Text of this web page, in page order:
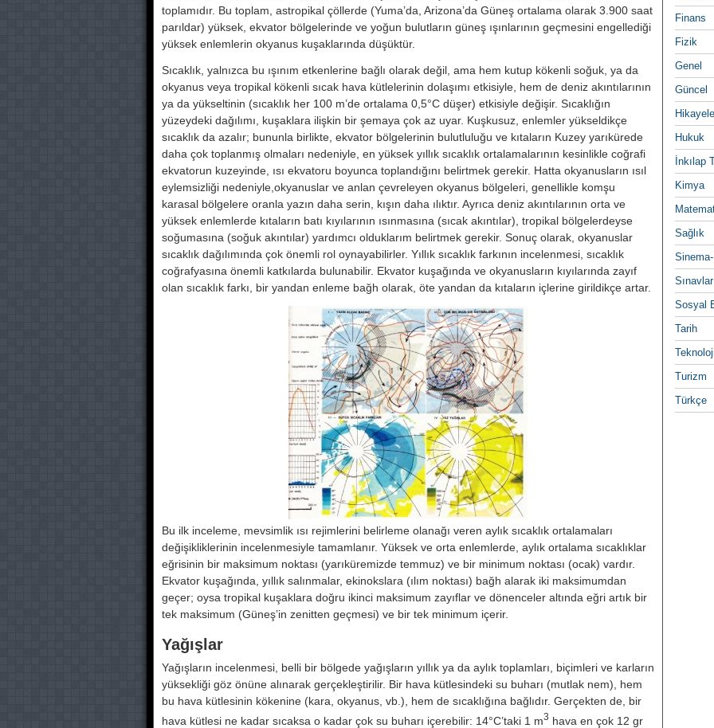
toplamıdır. Bu top­lam, astropikal çöllerde (Yuma’da, Arizona’da Güneş ortalama olarak 3.900 saat
parıldar) yüksek, ekvator bölgelerinde ve yoğun bulutların gü­neş ışınlarının geçmesini engellediği
yüksek enlemlerin okyanus kuşakla­rında düşüktür.
Sıcaklık, yalnızca bu ışınım etkenleri­ne bağlı olarak değil, ama hem kutup kökenli soğuk, ya da
okyanus veya tro­pikal kökenli sıcak hava kütlelerinin dolaşımı etkisiyle, hem de deniz akın­tılarının
ya da yükseltinin (sıcaklık her 100 m’de ortalama 0,5°C düşer) etkisiyle değişir. Sıcaklığın
yüzeyde­ki dağılımı, kuşaklara ilişkin bir şema­ya çok az uyar. Kuşkusuz, enlemler yükseldikçe
sıcaklık da azalır; bunun­la birlikte, ekvator bölgelerinin bulutluluğu ve kıtaların Kuzey yarıkürede
daha çok toplanmış olmaları nedeniy­le, en yüksek yıllık sıcaklık ortalamalarının kesinlikle coğrafi
ekvatorun kuzeyinde, ısı ekvatoru boyunca top­landığını belirtmek gerekir. Hatta ok­yanusların ısıl
eylemsizliği nedeniyle,okyanuslar ve anlan çevreleyen okyanus bölgeleri, genellikle komşu
karasal bölgelere oranla yazın daha serin, kışın daha ılıktır. Ayrıca deniz akın­tılarının orta ve
yüksek enlemlerde kı­taların batı kıyılarının ısınmasına (sı­cak akıntılar), tropikal bölgelerdeyse
soğumasına (soğuk akıntılar) yardım­cı olduklarım belirtmek gerekir. So­nuç olarak, okyanuslar
sıcaklık dağı­lımında çok önemli rol oynayabilirler. Yıllık sıcaklık farkının incelenmesi, sı­caklık
coğrafyasına önemli katkılarda bulunabilir. Ekvator kuşağında ve ok­yanusların kıyılarında zayıf
olan sı­caklık farkı, bir yandan enleme bağh olarak, öte yandan da kıtaların içle­rine girildikçe artar.
Bu ilk inceleme, mevsimlik ısı rejim­lerini belirleme olanağı veren aylık sı­caklık ortalamaları
değişikliklerinin incelenmesiyle tamamlanır. Yüksek ve orta enlemlerde, aylık ortalama sı­caklıklar
eğrisinin bir maksimum nok­tası (yarıküremizde temmuz) ve bir mi­nimum noktası (ocak) vardır.
Ekvator kuşağında, yıllık salınmalar, ekinoksla­ra (ılım noktası) bağh alarak iki mak­simumdan
geçer; oysa tropikal kuşak­lara doğru ikinci maksimum zayıflar ve dönenceler altında eğri artık bir
tek maksimum (Güneş’in zenitten geç­mesi) ve bir tek minimum içerir.
Yağışlar
Yağışların incelenmesi, belli bir böl­gede yağışların yıllık ya da aylık top­lamları, biçimleri ve karların
yüksek­liği göz önüne alınarak gerçekleştiri­lir. Bir hava kütlesindeki su buharı (mutlak nem), hem
bu hava kütlesinin kökenine (kara, okyanus, vb.), hem de sıcaklığına bağlıdır. Gerçekten de, bir
hava kütlesi ne kadar sıcaksa o kadar çok su buharı içerebilir: 14°C’taki 1 m3 hava en çok 12 gr
Finans
Fizik
Genel
Güncel
Hukuk
İnkılap
Kimya
Sağlık
Sınavlar
Sosyal
Tarih
Turizm
Türkçe